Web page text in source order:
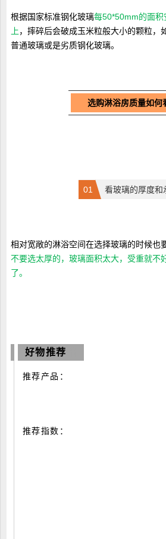
根据国家标准钢化玻璃每50*50mm的面
上，摔碎后会破成玉米粒般大小的颗粒，
普通玻璃或是劣质钢化玻璃。
选购淋浴房质量如何
01 看玻璃的厚度和
相对宽敞的淋浴空间在选择玻璃的时候也
不要选太厚的，玻璃面积太大，受重就不
了。
好物推荐
推荐产品：
推荐指数：